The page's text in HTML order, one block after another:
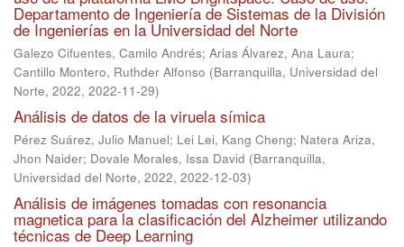
Departamento de Ingeniería de Sistemas de la División
de Ingenierías en la Universidad del Norte
Galezo Cifuentes, Camilo Andrés; Arias Álvarez, Ana Laura;
Cantillo Montero, Ruthder Alfonso (Barranquilla, Universidad del
Norte, 2022, 2022-11-29)
Análisis de datos de la viruela símica
Pérez Suárez, Julio Manuel; Lei Lei, Kang Cheng; Natera Ariza,
Jhon Naider; Dovale Morales, Issa David (Barranquilla,
Universidad del Norte, 2022, 2022-12-03)
Análisis de imágenes tomadas con resonancia
magnetica para la clasificación del Alzheimer utilizando
técnicas de Deep Learning